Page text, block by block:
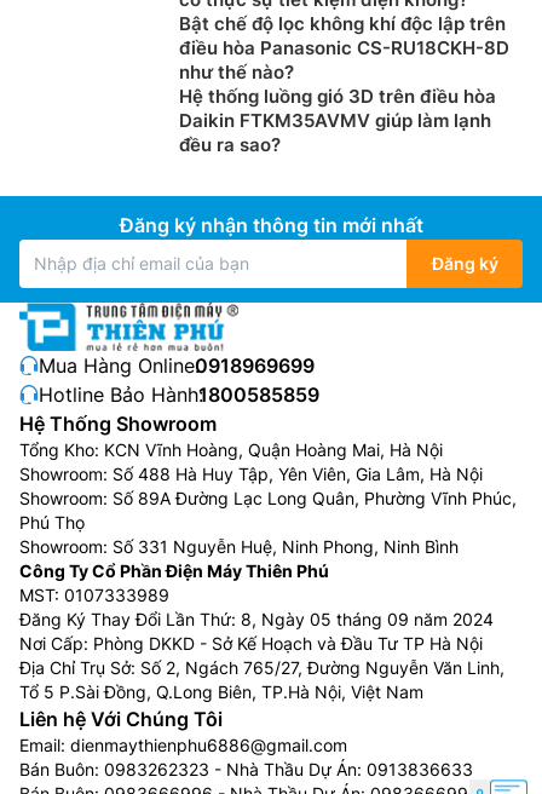
Bật chế độ lọc không khí độc lập trên
điều hòa Panasonic CS-RU18CKH-8D
như thế nào?
Hệ thống luồng gió 3D trên điều hòa
Daikin FTKM35AVMV giúp làm lạnh
đều ra sao?
Đăng ký nhận thông tin mới nhất
Đăng ký
Mua Hàng Online:0918969699
Hotline Bảo Hành:1800585859
Hệ Thống Showroom
Tổng Kho: KCN Vĩnh Hoàng, Quận Hoàng Mai, Hà Nội
Showroom: Số 488 Hà Huy Tập, Yên Viên, Gia Lâm, Hà Nội
Showroom: Số 89A Đường Lạc Long Quân, Phường Vĩnh Phúc,
Phú Thọ
Showroom: Số 331 Nguyễn Huệ, Ninh Phong, Ninh Bình
Công Ty Cổ Phần Điện Máy Thiên Phú
MST: 0107333989
Đăng Ký Thay Đổi Lần Thứ: 8, Ngày 05 tháng 09 năm 2024
Nơi Cấp: Phòng DKKD - Sở Kế Hoạch và Đầu Tư TP Hà Nội
Địa Chỉ Trụ Sở: Số 2, Ngách 765/27, Đường Nguyễn Văn Linh,
Tổ 5 P.Sài Đồng, Q.Long Biên, TP.Hà Nội, Việt Nam
Liên hệ Với Chúng Tôi
Email: dienmaythienphu6886@gmail.com
Bán Buôn: 0983262323 - Nhà Thầu Dự Án: 0913836633